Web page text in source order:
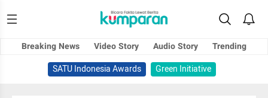
Breaking News Video Story Audio Story
Trending
SATU Indonesia Awards
Green Initiative